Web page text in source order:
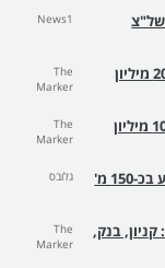
News1
דלק נדל"ן מכרה מרכז קניות בשווייץ ב-201 מיליון
The
Marker
אשטרום: שווי קניון בת ים גדל ביותר מ-100 מיליון
The
Marker
סולל בונה תבצע את בניית קניון באר שבע בכ-150 מ'
גלובס
בנק,
The
Marker